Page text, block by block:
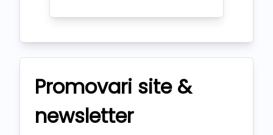
Promovari site &
newsletter